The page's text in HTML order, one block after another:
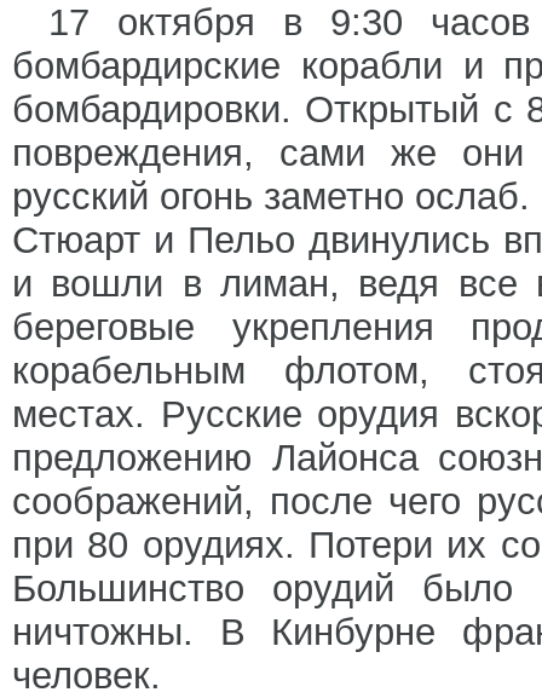
17 октября в 9:30
бомбардирские корабли и
бомбардировки. Открытый с
повреждения, сами же
русский огонь заметно
Стюарт и Пельо двинулись
и вошли в лиман, ведя все
береговые укрепления
корабельным флотом,
местах. Русские орудия
предложению Лайонса
соображений, после чего
при 80 орудиях. Потери их
Большинство орудий было
ничтожны. В Кинбурне
человек.